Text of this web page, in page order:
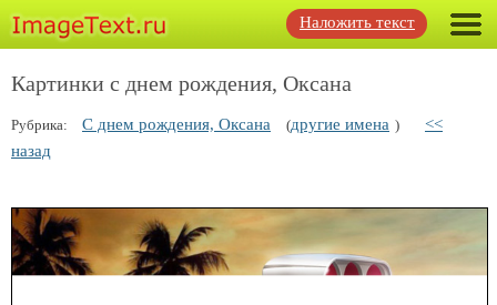
Наложить текст
Картинки с днем рождения, Оксана
Рубрика: С днем рождения, Оксана (другие имена )
<<
назад